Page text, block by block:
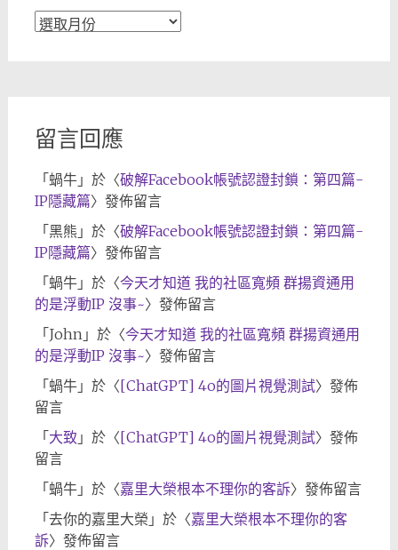
文
留言回應
「 蝸牛」於〈破解Facebook帳號認證封鎖：第四篇-
IP隱藏篇〉發佈留言
「 黑熊 」於〈破解Facebook帳號認證封鎖：第四篇-
IP隱藏篇〉發佈留言
「 蝸牛」於〈今天才知道 我的社區寬頻 群揚資通用
的是浮動IP 沒事~〉發佈留言
「 John」於〈今天才知道 我的社區寬頻 群揚資通用
的是浮動IP 沒事~〉發佈留言
「 蝸牛」於〈[ChatGPT] 4o的圖片視覺測試〉發佈
留言
「 大致 」於〈[ChatGPT] 4o的圖片視覺測試〉發佈
留言
「 蝸牛」於〈嘉里大榮根本不理你的客訴〉發佈留言
「 去你的嘉里大榮 」於〈嘉里大榮根本不理你的客
訴〉發佈留言